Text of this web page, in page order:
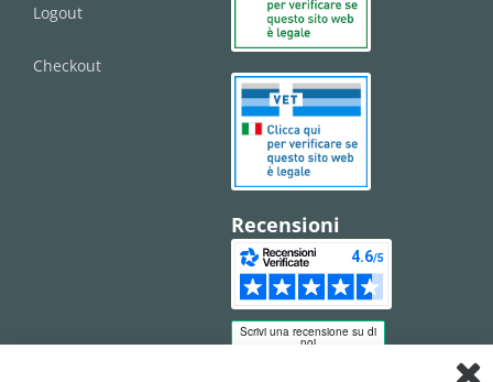
Logout
Checkout
Recensioni